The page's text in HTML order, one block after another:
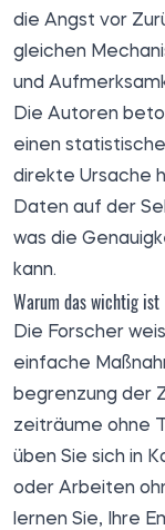
die Angst vor
gleichen
und
Die Autoren
einen
direkte Ursache
Daten auf der
was die
kann.
Warum das wichtig ist
Die Forscher
einfache
begrenzung der
zeiträume ohne
üben Sie sich in
oder Arbeiten
lernen Sie, Ihre